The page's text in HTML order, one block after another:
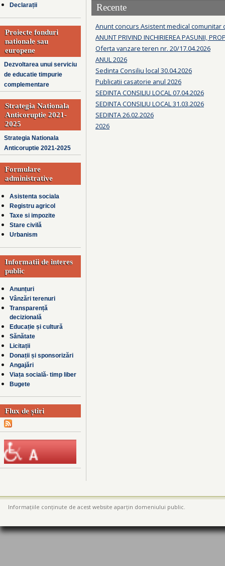
Declarații
Proiecte fonduri
nationale sau
europene
Dezvoltarea unui serviciu
de educatie timpurie
complementare
Strategia Nationala
Anticoruptie 2021-
2025
Strategia Nationala
Anticoruptie 2021-2025
Formulare
administrative
Asistenta sociala
Registru agricol
Taxe si impozite
Stare civilă
Urbanism
Informatii de interes
public
Anunțuri
Vânzări terenuri
Transparență
decizională
Educație și cultură
Sănătate
Licitații
Donații și sponsorizări
Angajări
Viața socială- timp liber
Bugete
Flux de știri
Recente
Anunt concurs Asistent medical comunitar
ANUNT PRIVIND INCHIRIEREA PASUNII,
Oferta vanzare teren nr. 20/17.04.2026
ANUL 2026
Sedinta Consiliu local 30.04.2026
Publicatii casatorie anul 2026
SEDINTA CONSILIU LOCAL 07.04.2026
SEDINTA CONSILIU LOCAL 31.03.2026
SEDINTA 26.02.2026
2026
Informațiile conținute de acest website aparțin domeniului public.